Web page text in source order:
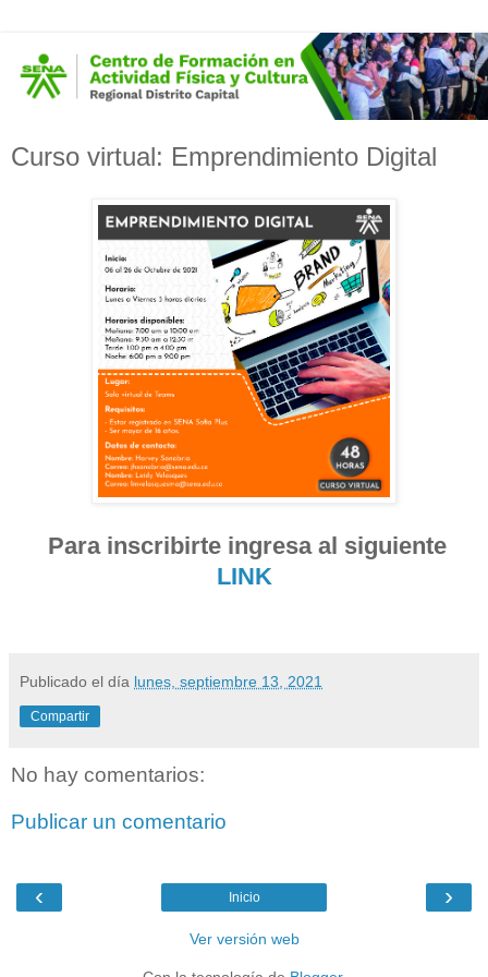
Curso virtual: Emprendimiento Digital
Para inscribirte ingresa al siguiente
LINK
Publicado el día lunes, septiembre 13, 2021
Compartir
No hay comentarios:
Publicar un comentario
‹ ›
Inicio
Ver versión web